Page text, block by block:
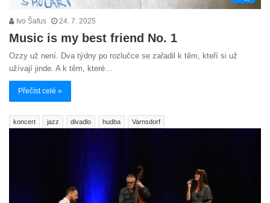
Ivo Šafus 24. 7. 2025
Music is my best friend No. 1
Ozzy už není. Dva týdny po rozlučce se zařadil k těm, kteří si už
užívají jinde. A k těm, které…
Přečíst celé »
koncert jazz divadlo hudba Varnsdorf